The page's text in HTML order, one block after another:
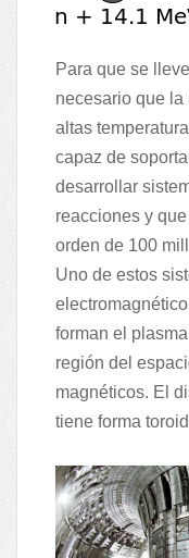
Para que se
necesario que
altas
capaz de
desarrollar
reacciones y
orden de 100
Uno de estos
forman el
región del
magnéticos. El
tiene forma